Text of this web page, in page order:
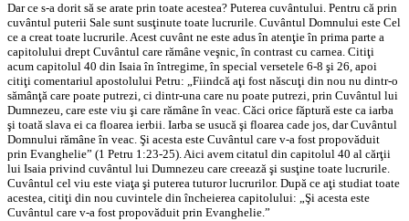
Dar ce s-a dorit să se arate prin toate acestea? Puterea cuvântului. Pentru că prin
cuvântul puterii Sale sunt susţinute toate lucrurile. Cuvântul Domnului este Cel
ce a creat toate lucrurile. Acest cuvânt ne este adus în atenţie în prima parte a
capitolului drept Cuvântul care rămâne veşnic, în contrast cu carnea. Citiţi
acum capitolul 40 din Isaia în întregime, în special versetele 6-8 şi 26, apoi
citiţi comentariul apostolului Petru: „Fiindcă aţi fost născuţi din nou nu dintr-o
sămânţă care poate putrezi, ci dintr-una care nu poate putrezi, prin Cuvântul lui
Dumnezeu, care este viu şi care rămâne în veac. Căci orice făptură este ca iarba
şi toată slava ei ca floarea ierbii. Iarba se usucă şi floarea cade jos, dar Cuvântul
Domnului rămâne în veac. Şi acesta este Cuvântul care v-a fost propovăduit
prin Evanghelie” (1 Petru 1:23-25). Aici avem citatul din capitolul 40 al cărţii
lui Isaia privind cuvântul lui Dumnezeu care creează şi susţine toate lucrurile.
Cuvântul cel viu este viaţa şi puterea tuturor lucrurilor. După ce aţi studiat toate
acestea, citiţi din nou cuvintele din încheierea capitolului: „Şi acesta este
Cuvântul care v-a fost propovăduit prin Evanghelie.”